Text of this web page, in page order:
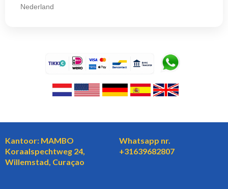
Nederland
Kantoor: MAMBO
Koraalspechtweg 24,
Willemstad, Curaçao
Whatsapp nr.
+31639682807